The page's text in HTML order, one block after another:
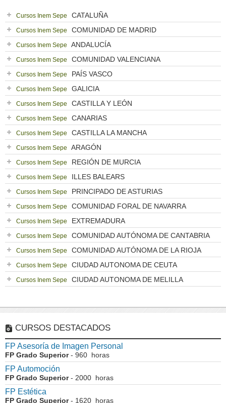
Cursos Inem Sepe CATALUÑA
Cursos Inem Sepe COMUNIDAD DE MADRID
Cursos Inem Sepe ANDALUCÍA
Cursos Inem Sepe COMUNIDAD VALENCIANA
Cursos Inem Sepe PAÍS VASCO
Cursos Inem Sepe GALICIA
Cursos Inem Sepe CASTILLA Y LEÓN
Cursos Inem Sepe CANARIAS
Cursos Inem Sepe CASTILLA LA MANCHA
Cursos Inem Sepe ARAGÓN
Cursos Inem Sepe REGIÓN DE MURCIA
Cursos Inem Sepe ILLES BALEARS
Cursos Inem Sepe PRINCIPADO DE ASTURIAS
Cursos Inem Sepe COMUNIDAD FORAL DE NAVARRA
Cursos Inem Sepe EXTREMADURA
Cursos Inem Sepe COMUNIDAD AUTÓNOMA DE CANTABRIA
Cursos Inem Sepe COMUNIDAD AUTÓNOMA DE LA RIOJA
Cursos Inem Sepe CIUDAD AUTONOMA DE CEUTA
Cursos Inem Sepe CIUDAD AUTONOMA DE MELILLA
CURSOS DESTACADOS
FP Asesoría de Imagen Personal
FP Grado Superior- 960 horas
FP Automoción
FP Grado Superior- 2000 horas
FP Estética
FP Grado Superior- 1620 horas